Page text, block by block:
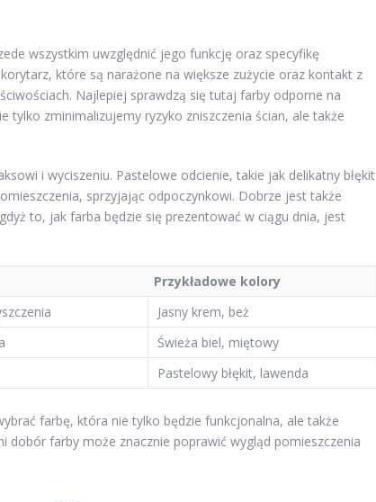
wszystkim uwzględnić jego funkcję oraz specyfikę
które są narażone na większe zużycie oraz kontakt z
Najlepiej sprawdzą się tutaj farby odporne na
tylko zminimalizujemy ryzyko zniszczenia ścian, ale także
i wyciszeniu. Pastelowe odcienie, takie jak delikatny błękit
sprzyjając odpoczynkowi. Dobrze jest także
to, jak farba będzie się prezentować w ciągu dnia, jest
Przykładowe kolory
Jasny krem, beż
Świeża biel, miętowy
Pastelowy błękit, lawenda
farbę, która nie tylko będzie funkcjonalna, ale także
dobór farby może znacznie poprawić wygląd pomieszczenia